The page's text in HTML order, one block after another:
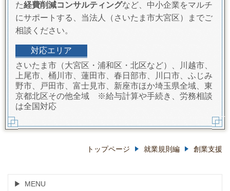
た経費削減コンサルティングなど、中小企業をマルチ
にサポートする、当法人（さいたま市大宮区）までご
相談ください。
対応エリア
さいたま市（大宮区・浦和区・北区など）、川越市、
上尾市、桶川市、蓮田市、春日部市、川口市、ふじみ
野市、戸田市、富士見市、新座市ほか埼玉県全域、東
京都北区その他全域 ※給与計算や手続き、労務相談
は全国対応
トップページ 就業規則編 創業支援
MENU